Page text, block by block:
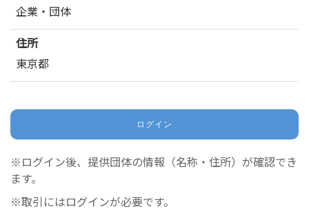
企業・団体
住所
東京都
ログイン
※ログイン後、提供団体の情報（名称・住所）が確認でき
ます。
※取引にはログインが必要です。